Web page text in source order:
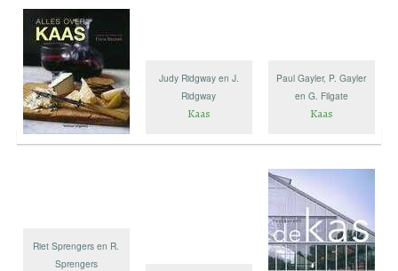
Judy Ridgway en J.
Ridgway
Kaas
Paul Gayler, P. Gayler
en G. Filgate
Kaas
Riet Sprengers en R.
Sprengers